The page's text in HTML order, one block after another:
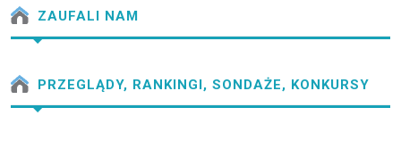
ZAUFALI NAM
PRZEGLĄDY, RANKINGI, SONDAŻE, KONKURSY